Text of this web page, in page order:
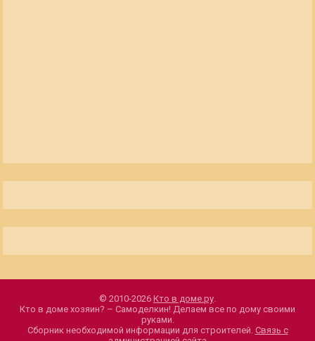
© 2010-2026 Кто в доме.ру.
Кто в доме хозяин? – Самоделкин! Делаем все по дому своими
руками.
Сборник необходимой информации для строителей. Связь с